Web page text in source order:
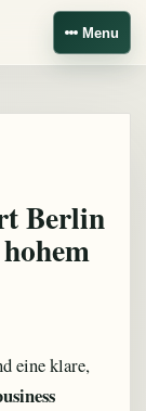
Menu
Berlin
eine klare,